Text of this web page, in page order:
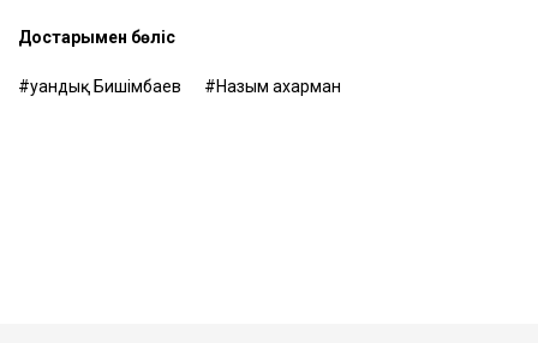
Достарыңмен бөліс
Қуандық Бишімбаев Назым Қахарман